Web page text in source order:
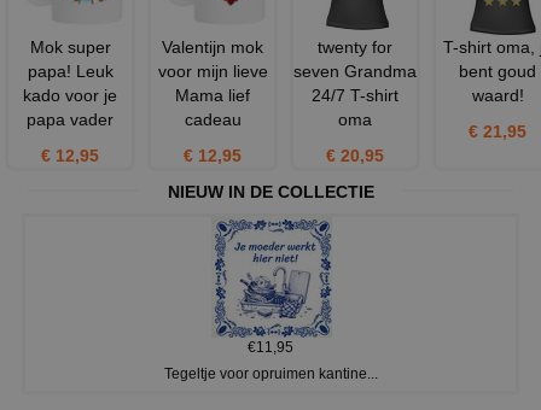
Mok super
papa! Leuk
kado voor je
papa vader
€ 12,95
Valentijn mok
voor mijn lieve
Mama lief
cadeau
€ 12,95
twenty for
seven Grandma
24/7 T-shirt
oma
€ 20,95
T-shirt oma,
bent goud
waard!
€ 21,95
NIEUW IN DE COLLECTIE
€11,95
Tegeltje voor opruimen kantine...